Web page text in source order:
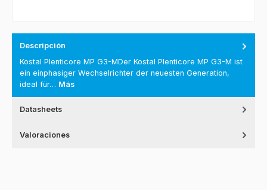
Descripción
Kostal Plenticore MP G3-MDer Kostal Plenticore MP G3-M ist
ein einphasiger Wechselrichter der neuesten Generation,
ideal für… Más
Datasheets
Valoraciones